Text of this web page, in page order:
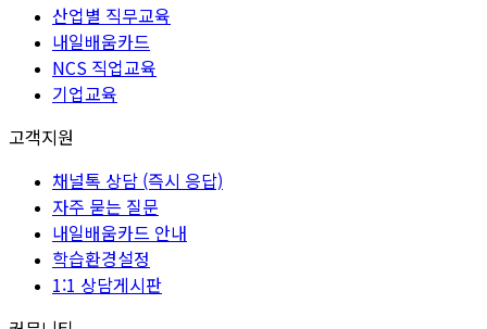
산업별 직무교육
내일배움카드
NCS 직업교육
기업교육
고객지원
채널톡 상담 (즉시 응답)
자주 묻는 질문
내일배움카드 안내
학습환경설정
1:1 상담게시판